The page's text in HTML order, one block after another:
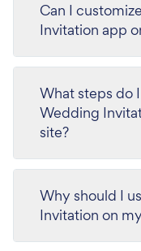
Can I
Invitation app
What steps do
Wedding
site?
Why should I
Invitation on